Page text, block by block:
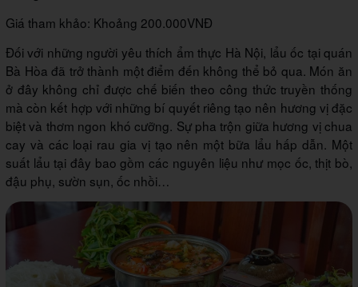
Giá tham khảo: Khoảng 200.000VNĐ
Đối với những người yêu thích ẩm thực Hà Nội, lẩu ốc tại quán
Bà Hòa đã trở thành một điểm đến không thể bỏ qua. Món ăn
ở đây không chỉ được chế biến theo công thức truyền thống
mà còn kết hợp với những bí quyết riêng tạo nên hương vị đặc
biệt và thơm ngon khó cưỡng. Sự pha trộn giữa hương vị chua
cay và các loại rau gia vị tạo nên một bữa lẩu hấp dẫn. Một
suất lẩu tại đây bao gồm các nguyên liệu như mọc ốc, thịt bò,
đậu phụ, sườn sụn, ốc nhồi…